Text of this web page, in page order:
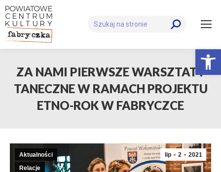
Szukaj:
ZA NAMI PIERWSZE WARSZTATY
TANECZNE W RAMACH PROJEKTU
ETNO-ROK W FABRYCZCE
lip 2 2021
Aktualności
Relacje